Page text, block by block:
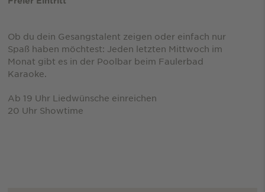
Ob du dein Gesangstalent zeigen oder einfach nur
Spaß haben möchtest: Jeden letzten Mittwoch im
Monat gibt es in der Poolbar beim Faulerbad
Karaoke.
Ab 19 Uhr Liedwünsche einreichen
20 Uhr Showtime